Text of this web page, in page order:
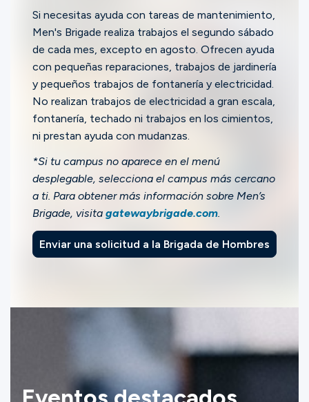
Si necesitas ayuda con tareas de mantenimiento,
Men's Brigade realiza trabajos el segundo sábado
de cada mes, excepto en agosto. Ofrecen ayuda
con pequeñas reparaciones, trabajos de jardinería
y pequeños trabajos de fontanería y electricidad.
No realizan trabajos de electricidad a gran escala,
fontanería, techado ni trabajos en los cimientos,
ni prestan ayuda con mudanzas.
*Si tu campus no aparece en el menú
desplegable, selecciona el campus más cercano
a ti. Para obtener más información sobre Men’s
Brigade, visita gatewaybrigade.com.
Enviar una solicitud a la Brigada de Hombres